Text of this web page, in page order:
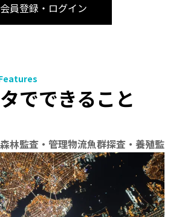
会員登録・ログイン
でできること
森林監査・管理物流魚群探査・養殖監視